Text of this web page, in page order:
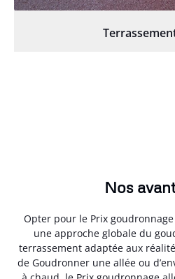
Nos
Opter pour le Prix
une approche globale du
terrassement adaptée aux
de Goudronner une allée ou